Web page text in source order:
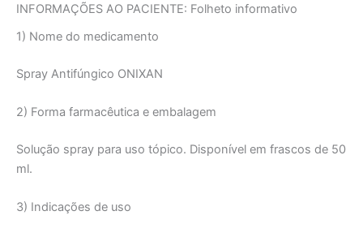
INFORMAÇÕES AO PACIENTE: Folheto informativo
1) Nome do medicamento
Spray Antifúngico ONIXAN
2) Forma farmacêutica e embalagem
Solução spray para uso tópico. Disponível em frascos de 50
ml.
3) Indicações de uso